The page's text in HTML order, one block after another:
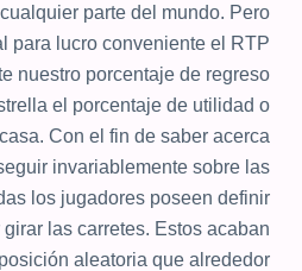
parte del mundo. Pero
para lucro conveniente el RTP
nuestro porcentaje de regreso
el porcentaje de utilidad o
Con el fin de saber acerca
invariablemente sobre las
los jugadores poseen definir
las carretes. Estos acaban
aleatoria que alrededor